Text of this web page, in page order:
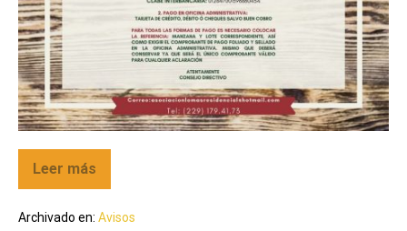
Leer más
Archivado en: Avisos